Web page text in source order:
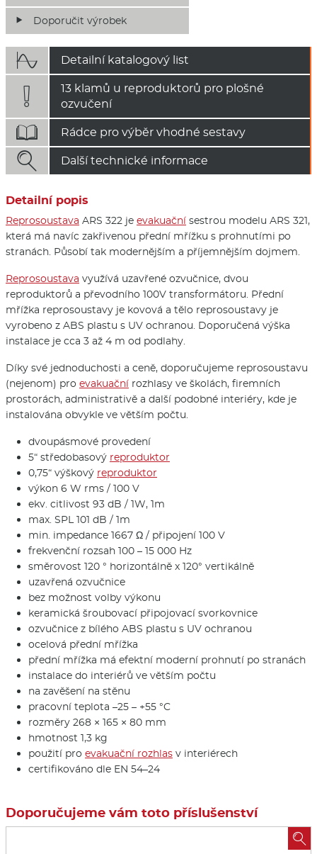
Doporučit výrobek
 Detailní katalogový list

13 klamů u reproduktorů pro plošné
ozvučení
 Rádce pro výběr vhodné sestavy
 Další technické informace
Detailní popis
Reprosoustava ARS 322 je evakuační sestrou modelu ARS 321,
která má navíc zakřivenou přední mřížku s prohnutími po
stranách. Působí tak modernějším a příjemnějším dojmem.
Reprosoustava využívá uzavřené ozvučnice, dvou
reproduktorů a převodního 100V transformátoru. Přední
mřížka reprosoustavy je kovová a tělo reprosoustavy je
vyrobeno z ABS plastu s UV ochranou. Doporučená výška
instalace je cca 3 až 4 m od podlahy.
Díky své jednoduchosti a ceně, doporučujeme reprosoustavu
(nejenom) pro evakuační rozhlasy ve školách, firemních
prostorách, administrativě a další podobné interiéry, kde je
instalována obvykle ve větším počtu.
dvoupásmové provedení
5“ středobasový reproduktor
0,75“ výškový reproduktor
výkon 6 W rms / 100 V
ekv. citlivost 93 dB / 1W, 1m
max. SPL 101 dB / 1m
min. impedance 1667 Ω / připojení 100 V
frekvenční rozsah 100 – 15 000 Hz
směrovost 120 ° horizontálně x 120° vertikálně
uzavřená ozvučnice
bez možnost volby výkonu
keramická šroubovací připojovací svorkovnice
ozvučnice z bílého ABS plastu s UV ochranou
ocelová přední mřížka
přední mřížka má efektní moderní prohnutí po stranách
instalace do interiérů ve větším počtu
na zavěšení na stěnu
pracovní teplota –25 – +55 °C
rozměry 268 × 165 × 80 mm
hmotnost 1,3 kg
použití pro evakuační rozhlas v interiérech
certifikováno dle EN 54–24
Doporučujeme vám toto příslušenství
